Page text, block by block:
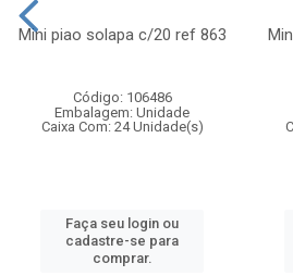
Mini piao solapa c/20 ref 863
Código: 106486
Embalagem: Unidade
Caixa Com: 24 Unidade(s)
Faça seu login ou
cadastre-se para
comprar.